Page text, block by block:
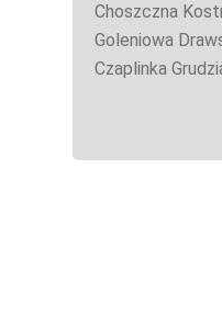
Choszczna
Goleniowa
Czaplinka